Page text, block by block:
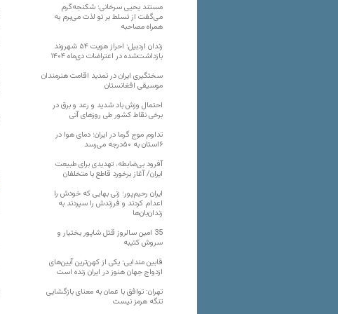
مستند یحیی سرخانی؛ شکنجه‌گرم
می‌گفت از تسلط بر تو لذت می‌برم به
همراه مصاحبه
زندان اردبیل؛ احراز هویت ۵۴ شهروند
بازداشت‌شده در اعتراضات دی‌ماه ۱۴۰۴
سختگیری ایران در تمدید اقامت هنرمندان
موسیقی افغانستان
احتمال وزش باد شدید و رعد و برق در
برخی نقاط کشور طی روزهای آتی
تداوم موج گرما در ایران؛ دمای هوا در
۶استان به ۵۰درجه می‌رسد
آفرود بی‌ضابطه، تهدیدی برای طبیعت
ایران/ آغاز برخورد قاطع با متخلفان
ایران رحیم‌پور؛ زنی بهایی که خودش را
اعدام کردند و فرزندش را سپردند به
زندان‌بان‌ها
35 امین سالروز قتل شاپور بختیار و
سروش کتیبه
قابین مندایی؛ یکی از کهن‌ترین آیین‌های
ازدواج جهان هنوز در ایران زنده است
تهران: توافق با عمان به معنای بازگشایی
تنگه هرمز نیست